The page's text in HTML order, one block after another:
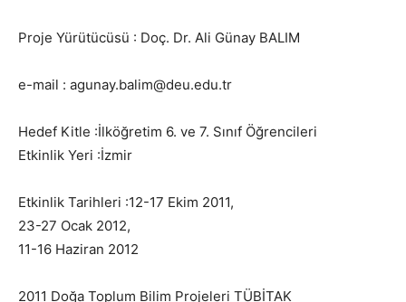
Proje Yürütücüsü : Doç. Dr. Ali Günay BALIM
e-mail : agunay.balim@deu.edu.tr
Hedef Kitle :İlköğretim 6. ve 7. Sınıf Öğrencileri
Etkinlik Yeri :İzmir
Etkinlik Tarihleri :12-17 Ekim 2011,
23-27 Ocak 2012,
11-16 Haziran 2012
2011 Doğa Toplum Bilim Projeleri TÜBİTAK